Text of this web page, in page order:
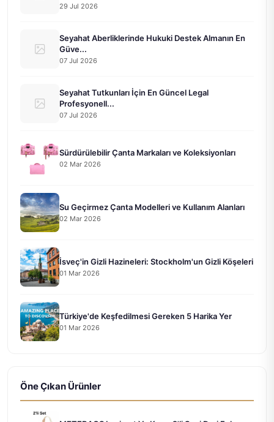
29 Jul 2026
Seyahat Aberliklerinde Hukuki Destek Almanın En
Güve...
07 Jul 2026
Seyahat Tutkunları İçin En Güncel Legal
Profesyonell...
07 Jul 2026
Sürdürülebilir Çanta Markaları ve Koleksiyonları
02 Mar 2026
Su Geçirmez Çanta Modelleri ve Kullanım Alanları
02 Mar 2026
İsveç'in Gizli Hazineleri: Stockholm'un Gizli Köşeleri
01 Mar 2026
Türkiye'de Keşfedilmesi Gereken 5 Harika Yer
01 Mar 2026
Öne Çıkan Ürünler